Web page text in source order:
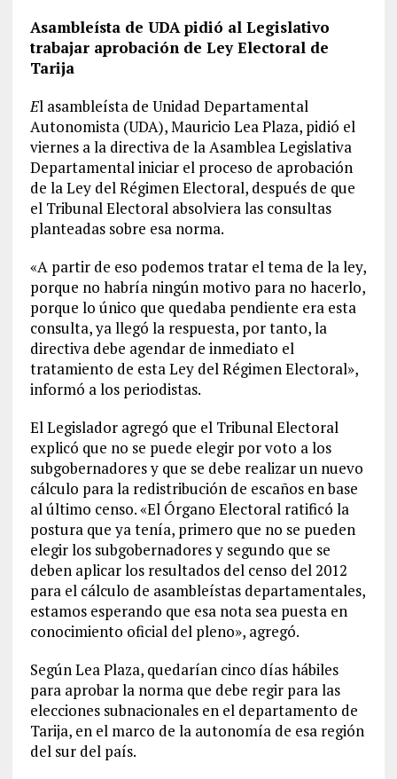
Asambleísta de UDA pidió al Legislativo
trabajar aprobación de Ley Electoral de
Tarija
El asambleísta de Unidad Departamental
Autonomista (UDA), Mauricio Lea Plaza, pidió el
viernes a la directiva de la Asamblea Legislativa
Departamental iniciar el proceso de aprobación
de la Ley del Régimen Electoral, después de que
el Tribunal Electoral absolviera las consultas
planteadas sobre esa norma.
«A partir de eso podemos tratar el tema de la ley,
porque no habría ningún motivo para no hacerlo,
porque lo único que quedaba pendiente era esta
consulta, ya llegó la respuesta, por tanto, la
directiva debe agendar de inmediato el
tratamiento de esta Ley del Régimen Electoral»,
informó a los periodistas.
El Legislador agregó que el Tribunal Electoral
explicó que no se puede elegir por voto a los
subgobernadores y que se debe realizar un nuevo
cálculo para la redistribución de escaños en base
al último censo. «El Órgano Electoral ratificó la
postura que ya tenía, primero que no se pueden
elegir los subgobernadores y segundo que se
deben aplicar los resultados del censo del 2012
para el cálculo de asambleístas departamentales,
estamos esperando que esa nota sea puesta en
conocimiento oficial del pleno», agregó.
Según Lea Plaza, quedarían cinco días hábiles
para aprobar la norma que debe regir para las
elecciones subnacionales en el departamento de
Tarija, en el marco de la autonomía de esa región
del sur del país.